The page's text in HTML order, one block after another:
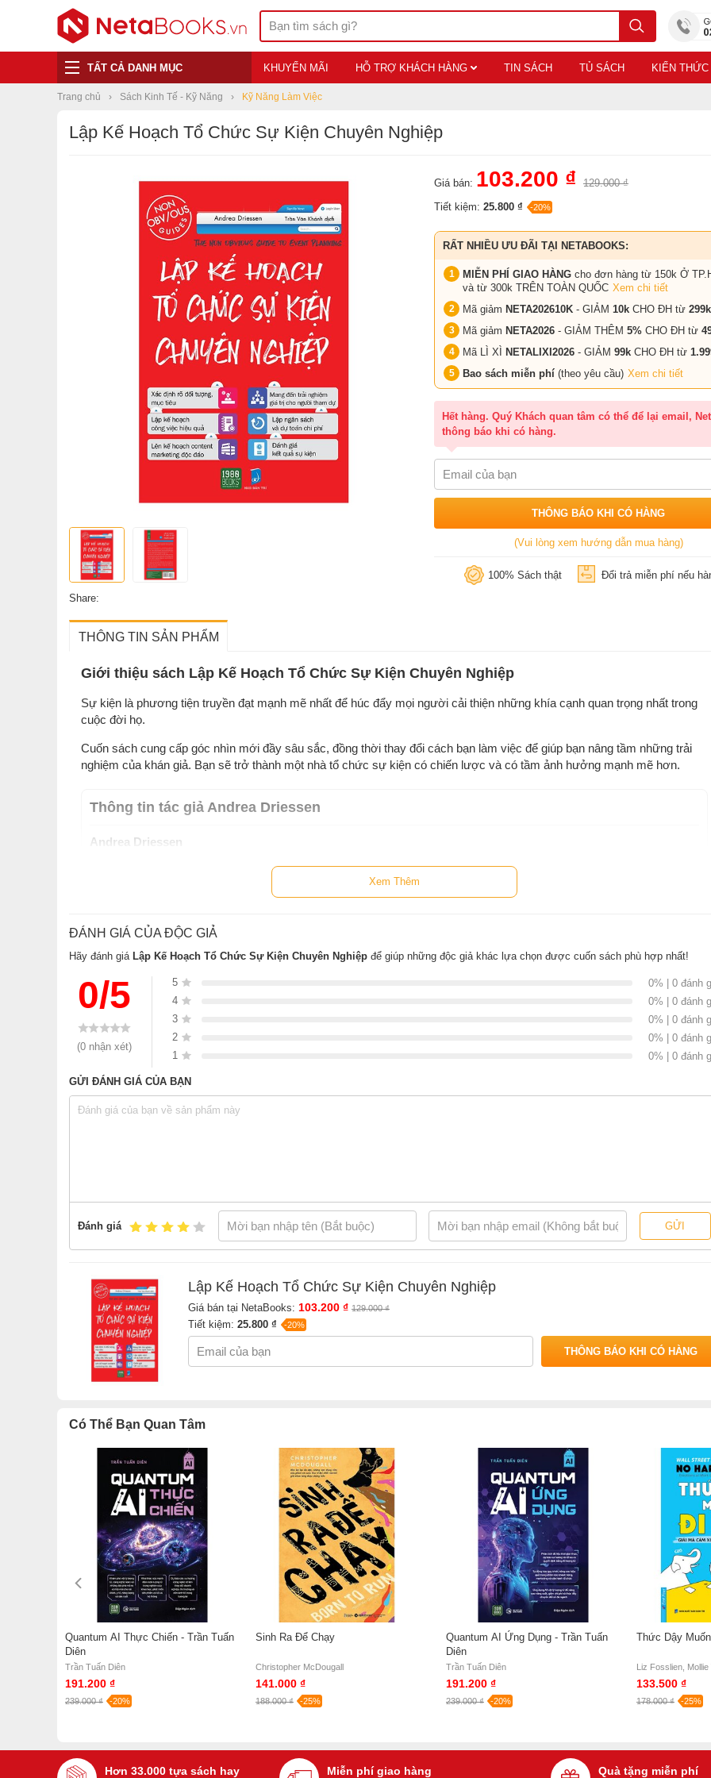
TẤT CẢ DANH MỤC KHUYẾN MÃI HỖ TRỢ KHÁCH HÀNG TIN SÁCH TỦ SÁCH KIẾN THỨC
Trang chủ Sách Kinh Tế - Kỹ Năng Kỹ Năng Làm Việc
Lập Kế Hoạch Tổ Chức Sự Kiện Chuyên Nghiệp
Share:
Giá bán: 103.200 ₫
129.000 ₫
Tiết kiệm: 25.800 ₫ -20%
RẤT NHIỀU ƯU ĐÃI TẠI NETABOOKS:
MIỄN PHÍ GIAO HÀNG cho đơn hàng từ 150k Ở
và từ 300k TRÊN TOÀN QUỐC Xem chi tiết
Mã giảm NETA202610K - GIẢM 10k CHO ĐH từ 299k
Mã giảm NETA2026 - GIẢM THÊM 5% CHO ĐH từ
Mã LÌ XÌ
NETALIXI2026 - GIẢM 99k CHO ĐH từ
Bao sách miễn phí (theo yêu cầu) Xem chi tiết
Hết hàng. Quý Khách quan tâm có thể để lại email,
thông báo khi có hàng.
THÔNG BÁO KHI CÓ HÀNG
(Vui lòng xem hướng dẫn mua hàng)
100% Sách thật Đổi trả miễn phí nếu
THÔNG TIN SẢN PHẨM
Giới thiệu sách Lập Kế Hoạch Tổ Chức Sự Kiện Chuyên Nghiệp
Sự kiện là phương tiện truyền đạt mạnh mẽ nhất để húc đẩy mọi người cải thiện những khía cạnh quan trọng nhất trong
cuộc đời họ.
Cuốn sách cung cấp góc nhìn mới đầy sâu sắc, đồng thời thay đổi cách bạn làm việc để giúp bạn nâng tầm những trải
nghiệm của khán giả. Bạn sẽ trở thành một nhà tổ chức sự kiện có chiến lược và có tầm ảnh hưởng mạnh mẽ hơn.
Thông tin tác giả Andrea Driessen
Andrea Driessen
Có hơn 30 năm kinh nghiệm trong ngành tổ chức sự kiện, là một chủ doanh nghiệp từng đoạt giải thưởng quốc tế,
một chuyên gia trong việc tổ chức các chương trình độc đáo, hấp dẫn với những nhà lãnh đạo tư tưởng. Các sự kiện
Xem tất cả sách của tác giả Andrea Driessen
SáchLập Kế Hoạch Tổ Chức Sự Kiện Chuyên Nghiệp
, có bán tại Nhà sách online NetaBooks với
ưu đãi Bao sách miễn phí và Gian hàng NetaBooks tại Tiki với ưu đãi Bao sách miễn phí và tặng Bookmark
Xem Thêm
ĐÁNH GIÁ CỦA ĐỘC GIẢ
Hãy đánh giá Lập Kế Hoạch Tổ Chức Sự Kiện Chuyên Nghiệp để giúp những độc giả khác lựa chọn được cuốn sách phù hợp nhất!
0/5
(0 nhận xét)
5
0% | 0 đánh
4
0% | 0 đánh
3
0% | 0 đánh
2
0% | 0 đánh
1
0% | 0 đánh
GỬI ĐÁNH GIÁ CỦA BẠN
Đánh giá GỬI
Lập Kế Hoạch Tổ Chức Sự Kiện Chuyên Nghiệp
Giá bán tại NetaBooks: 103.200 ₫ 129.000 ₫
Tiết kiệm: 25.800 ₫ -20%
THÔNG BÁO KHI CÓ HÀNG
Có Thể Bạn Quan Tâm
Quantum AI Thực Chiến - Trần Tuấn
Diên
Trần Tuấn Diên
191.200 ₫
239.000 ₫ -20%
Sinh Ra Để Chạy
Christopher McDougall
141.000 ₫
188.000 ₫ -25%
Quantum AI Ứng Dụng - Trần Tuấn
Diên
Trần Tuấn Diên
191.200 ₫
239.000 ₫ -20%
Thức Dậy
Liz Fosslien,
133.500 ₫
178.000 ₫ -25%
Hơn 33.000 tựa sách hay Miễn phí giao hàng Quà tặng miễn phí